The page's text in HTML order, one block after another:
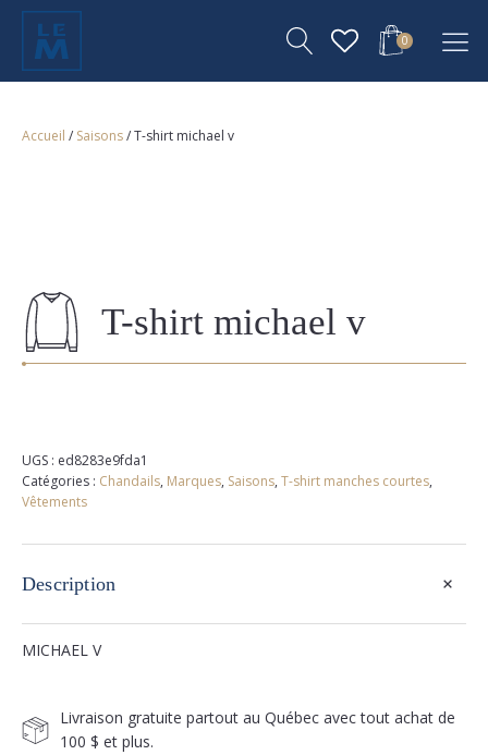
0
Accueil / Saisons/ T-shirt michael v
T-shirt michael v
UGS : ed8283e9fda1
Catégories : Chandails, Marques, Saisons, T-shirt manches courtes,
Vêtements
Description +
MICHAEL V
Livraison gratuite partout au Québec avec tout achat de
100 $ et plus.